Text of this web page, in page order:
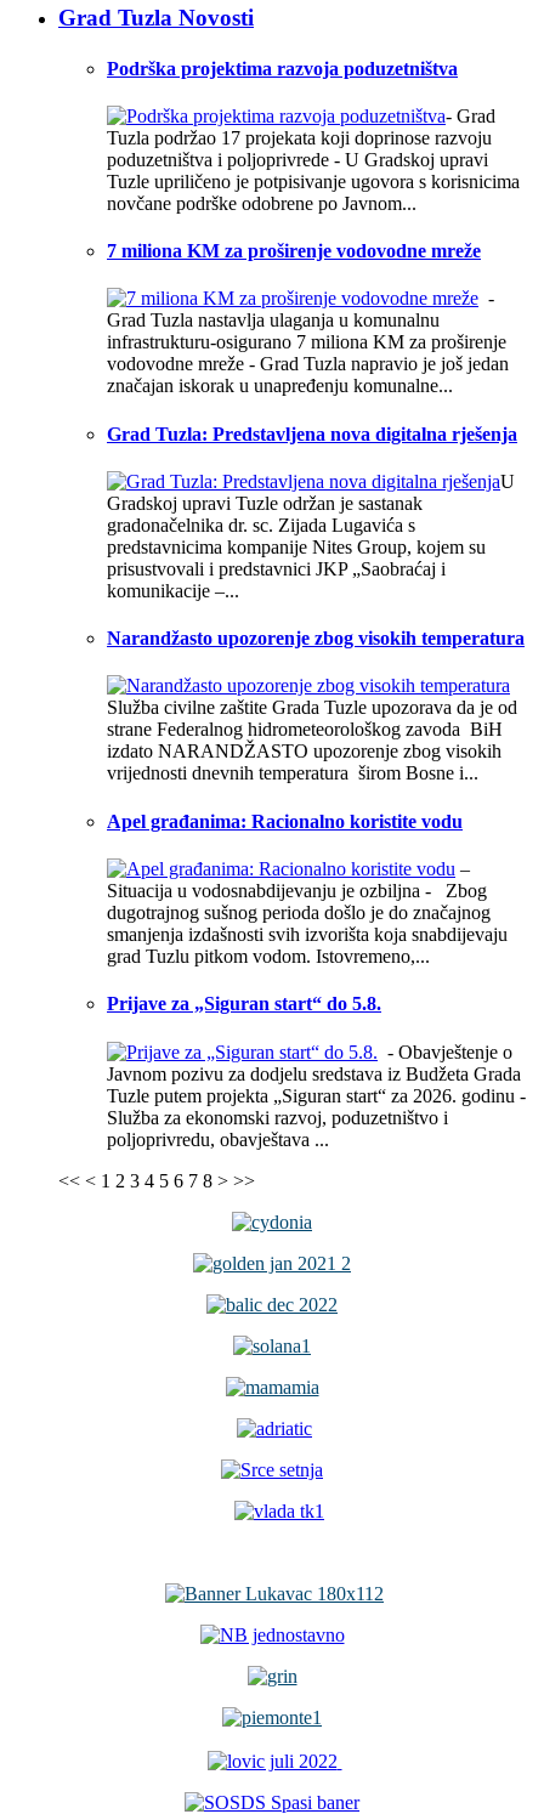
Grad Tuzla Novosti
Podrška projektima razvoja poduzetništva
- Grad
Tuzla podržao 17 projekata koji doprinose razvoju
poduzetništva i poljoprivrede - U Gradskoj upravi
Tuzle upriličeno je potpisivanje ugovora s korisnicima
novčane podrške odobrene po Javnom...
7 miliona KM za proširenje vodovodne mreže
-
Grad Tuzla nastavlja ulaganja u komunalnu
infrastrukturu-osigurano 7 miliona KM za proširenje
vodovodne mreže - Grad Tuzla napravio je još jedan
značajan iskorak u unapređenju komunalne...
Grad Tuzla: Predstavljena nova digitalna rješenja
U
Gradskoj upravi Tuzle održan je sastanak
gradonačelnika dr. sc. Zijada Lugavića s
predstavnicima kompanije Nites Group, kojem su
prisustvovali i predstavnici JKP „Saobraćaj i
komunikacije –...
Narandžasto upozorenje zbog visokih temperatura
Služba civilne zaštite Grada Tuzle upozorava da je od
strane Federalnog hidrometeorološkog zavoda BiH
izdato NARANDŽASTO upozorenje zbog visokih
vrijednosti dnevnih temperatura širom Bosne i...
Apel građanima: Racionalno koristite vodu
–
Situacija u vodosnabdijevanju je ozbiljna - Zbog
dugotrajnog sušnog perioda došlo je do značajnog
smanjenja izdašnosti svih izvorišta koja snabdijevaju
grad Tuzlu pitkom vodom. Istovremeno,...
Prijave za „Siguran start“ do 5.8.
- Obavještenje o
Javnom pozivu za dodjelu sredstava iz Budžeta Grada
Tuzle putem projekta „Siguran start“ za 2026. godinu -
Služba za ekonomski razvoj, poduzetništvo i
poljoprivredu, obavještava ...
<< < 1 2 3 4 5 6 7 8 > >>